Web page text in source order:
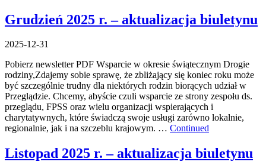
Grudzień 2025 r. – aktualizacja biuletynu
2025-12-31
Pobierz newsletter PDF Wsparcie w okresie świątecznym Drogie
rodziny,Zdajemy sobie sprawę, że zbliżający się koniec roku może
być szczególnie trudny dla niektórych rodzin biorących udział w
Przeglądzie. Chcemy, abyście czuli wsparcie ze strony zespołu ds.
przeglądu, FPSS oraz wielu organizacji wspierających i
charytatywnych, które świadczą swoje usługi zarówno lokalnie,
regionalnie, jak i na szczeblu krajowym. … Continued
Listopad 2025 r. – aktualizacja biuletynu